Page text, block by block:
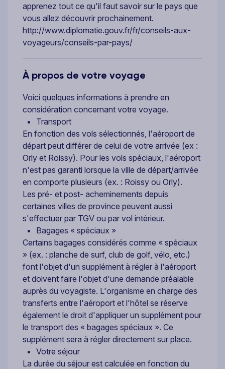
apprenez tout ce qu'il faut savoir sur le pays que
vous allez découvrir prochainement.
http://www.diplomatie.gouv.fr/fr/conseils-aux-
voyageurs/conseils-par-pays/
À propos de votre voyage
Voici quelques informations à prendre en
considération concernant votre voyage.
Transport
En fonction des vols sélectionnés, l'aéroport de
départ peut différer de celui de votre arrivée (ex :
Orly et Roissy). Pour les vols spéciaux, l'aéroport
n'est pas garanti lorsque la ville de départ/arrivée
en comporte plusieurs (ex. : Roissy ou Orly).
Les pré- et post- acheminements depuis
certaines villes de province peuvent aussi
s'effectuer par TGV ou par vol intérieur.
Bagages « spéciaux »
Certains bagages considérés comme « spéciaux
» (ex. : planche de surf, club de golf, vélo, etc.)
font l'objet d'un supplément à régler à l'aéroport
et doivent faire l'objet d'une demande préalable
auprès du voyagiste. L'organisme en charge des
transferts entre l'aéroport et l'hôtel se réserve
également le droit d'appliquer un supplément pour
le transport des « bagages spéciaux ». Ce
supplément sera à régler directement sur place.
Votre séjour
La durée du séjour est calculée en fonction du